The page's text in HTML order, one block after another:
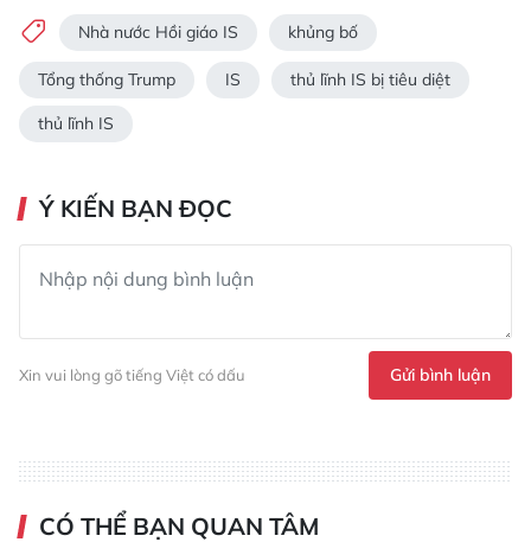
Nhà nước Hồi giáo IS khủng bố
Tổng thống Trump IS thủ lĩnh IS bị tiêu diệt
thủ lĩnh IS
Ý KIẾN BẠN ĐỌC
Xin vui lòng gõ tiếng Việt có dấu Gửi bình luận
CÓ THỂ BẠN QUAN TÂM